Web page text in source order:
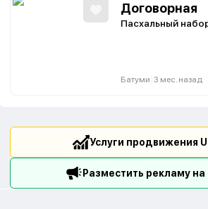
Договорная
Пасхальный
Батуми 3 мес. назад
Услуги продвижения
Разместить рекламу на